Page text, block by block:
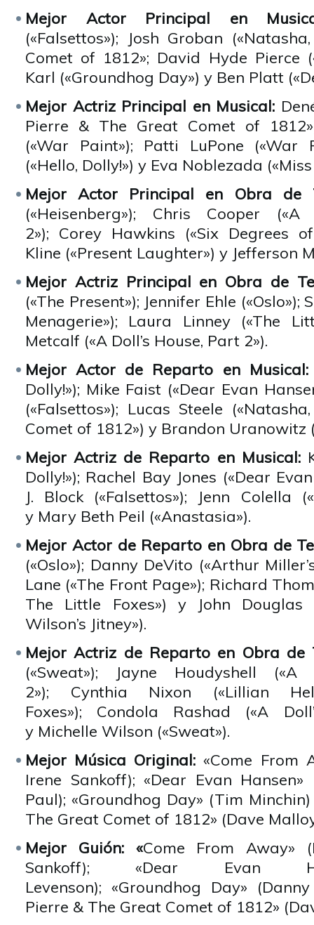
Mejor Actor Principal en
(«Falsettos»); Josh Groban
Comet of 1812»; David Hyde Pierce
Karl («Groundhog Day») y Ben Platt
Mejor Actriz Principal en Musical:
Pierre & The Great Comet of
(«War Paint»); Patti LuPone («War
(«Hello, Dolly!») y Eva Noblezada
Mejor Actor Principal en Obra de
(«Heisenberg»); Chris Cooper
2»); Corey Hawkins («Six Degrees
Kline («Present Laughter») y Jefferson
Mejor Actriz Principal en Obra de
(«The Present»); Jennifer Ehle («Oslo»);
Menagerie»); Laura Linney («The
Metcalf («A Doll’s House, Part 2»).
Mejor Actor de Reparto en
Dolly!»); Mike Faist («Dear Evan
(«Falsettos»); Lucas Steele
Comet of 1812») y Brandon Uranowitz
Mejor Actriz de Reparto en Musical:
Dolly!»); Rachel Bay Jones («Dear
J. Block («Falsettos»); Jenn Colella
y Mary Beth Peil («Anastasia»).
Mejor Actor de Reparto en Obra de
(«Oslo»); Danny DeVito («Arthur
Lane («The Front Page»); Richard
The Little Foxes») y John Douglas
Wilson’s Jitney»).
Mejor Actriz de Reparto en Obra de
(«Sweat»); Jayne Houdyshell («A
2»); Cynthia Nixon («Lillian
Foxes»); Condola Rashad («A
y Michelle Wilson («Sweat»).
Mejor Música Original: «Come From
Irene Sankoff); «Dear Evan
Paul); «Groundhog Day» (Tim
The Great Comet of 1812» (Dave
Mejor Guión: «Come From Away»
Sankoff); «Dear Evan
Levenson); «Groundhog Day»
Pierre & The Great Comet of 1812»